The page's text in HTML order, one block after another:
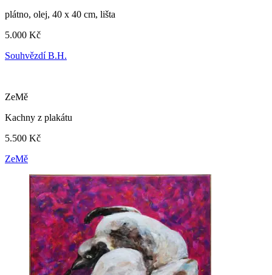
plátno, olej, 40 x 40 cm, lišta
5.000 Kč
Souhvězdí B.H.
ZeMě
Kachny z plakátu
5.500 Kč
ZeMě